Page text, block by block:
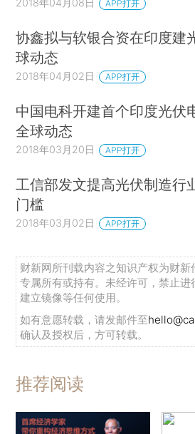
2018年04月08日 APP打开
协鑫拟与软银合资在印度建
球动态
2018年04月02日 APP打开
中国电科开建首个印度光伏
全球动态
2018年03月20日 APP打开
工信部发文提高光伏制造行
门槛
2018年03月02日 APP打开
财新网所刊载内容之知识产权为财新
专属所有或持有。未经许可，禁止进
建立镜像等任何使用。
如有意愿转载，请发邮件至
确认及授权后，方可转载。
推荐阅读